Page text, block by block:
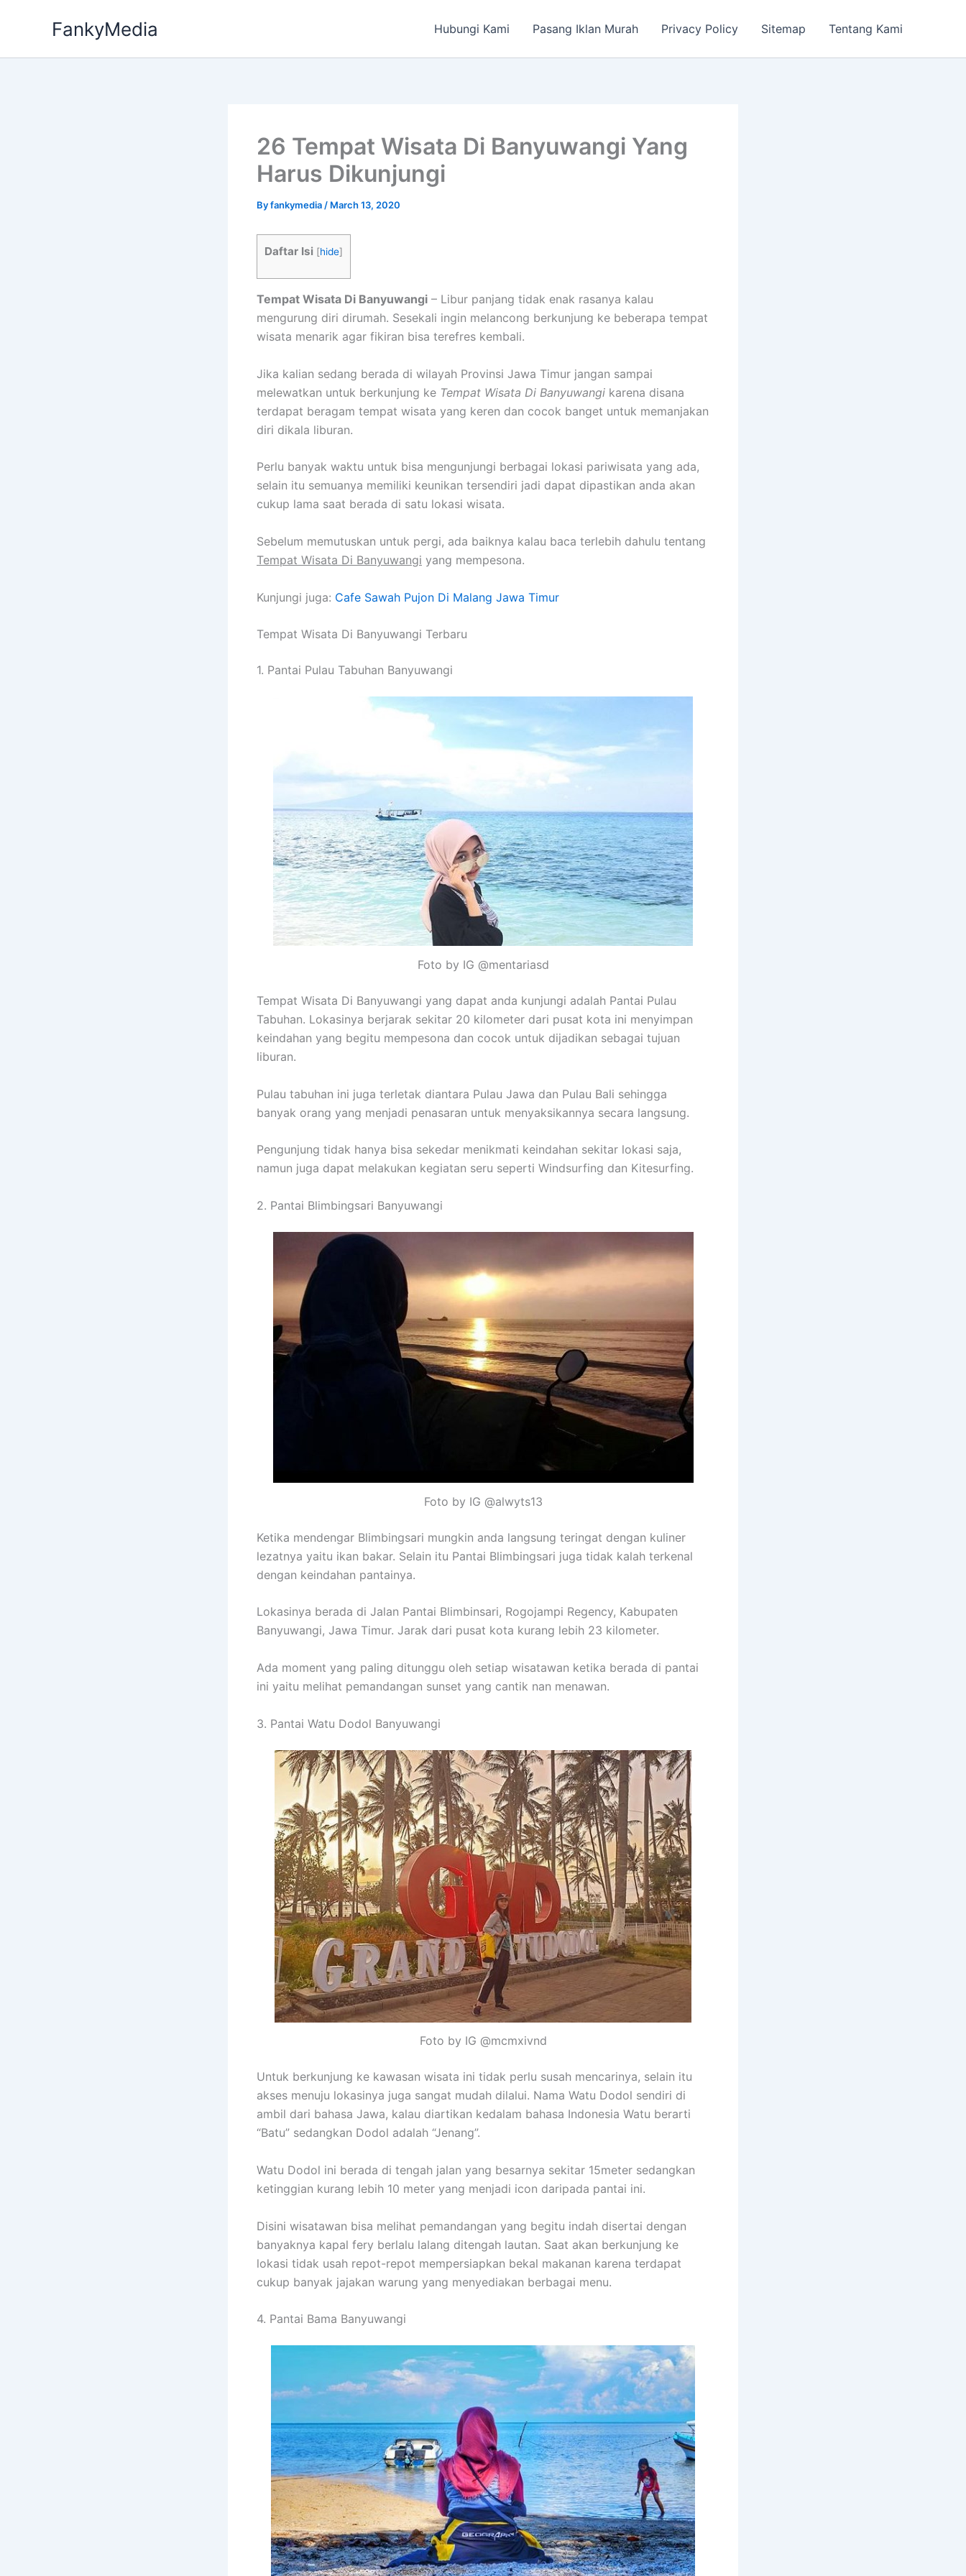
FankyMedia Hubungi Kami Pasang Iklan Murah Privacy Policy Sitemap Tentang Kami
26 Tempat Wisata Di Banyuwangi Yang
Harus Dikunjungi
Byfankymedia / March 13, 2020
Daftar Isi [hide]
Tempat Wisata Di Banyuwangi – Libur panjang tidak enak rasanya kalau
mengurung diri dirumah. Sesekali ingin melancong berkunjung ke beberapa tempat
wisata menarik agar fikiran bisa terefres kembali.
Jika kalian sedang berada di wilayah Provinsi Jawa Timur jangan sampai
melewatkan untuk berkunjung ke Tempat Wisata Di Banyuwangi karena disana
terdapat beragam tempat wisata yang keren dan cocok banget untuk memanjakan
diri dikala liburan.
Perlu banyak waktu untuk bisa mengunjungi berbagai lokasi pariwisata yang ada,
selain itu semuanya memiliki keunikan tersendiri jadi dapat dipastikan anda akan
cukup lama saat berada di satu lokasi wisata.
Sebelum memutuskan untuk pergi, ada baiknya kalau baca terlebih dahulu tentang
Tempat Wisata Di Banyuwangi yang mempesona.
Kunjungi juga: Cafe Sawah Pujon Di Malang Jawa Timur
Tempat Wisata Di Banyuwangi Terbaru
1. Pantai Pulau Tabuhan Banyuwangi
Foto by IG @mentariasd
Tempat Wisata Di Banyuwangi yang dapat anda kunjungi adalah Pantai Pulau
Tabuhan. Lokasinya berjarak sekitar 20 kilometer dari pusat kota ini menyimpan
keindahan yang begitu mempesona dan cocok untuk dijadikan sebagai tujuan
liburan.
Pulau tabuhan ini juga terletak diantara Pulau Jawa dan Pulau Bali sehingga
banyak orang yang menjadi penasaran untuk menyaksikannya secara langsung.
Pengunjung tidak hanya bisa sekedar menikmati keindahan sekitar lokasi saja,
namun juga dapat melakukan kegiatan seru seperti Windsurfing dan Kitesurfing.
2. Pantai Blimbingsari Banyuwangi
Foto by IG @alwyts13
Ketika mendengar Blimbingsari mungkin anda langsung teringat dengan kuliner
lezatnya yaitu ikan bakar. Selain itu Pantai Blimbingsari juga tidak kalah terkenal
dengan keindahan pantainya.
Lokasinya berada di Jalan Pantai Blimbinsari, Rogojampi Regency, Kabupaten
Banyuwangi, Jawa Timur. Jarak dari pusat kota kurang lebih 23 kilometer.
Ada moment yang paling ditunggu oleh setiap wisatawan ketika berada di pantai
ini yaitu melihat pemandangan sunset yang cantik nan menawan.
3. Pantai Watu Dodol Banyuwangi
Foto by IG @mcmxivnd
Untuk berkunjung ke kawasan wisata ini tidak perlu susah mencarinya, selain itu
akses menuju lokasinya juga sangat mudah dilalui. Nama Watu Dodol sendiri di
ambil dari bahasa Jawa, kalau diartikan kedalam bahasa Indonesia Watu berarti
“Batu” sedangkan Dodol adalah “Jenang”.
Watu Dodol ini berada di tengah jalan yang besarnya sekitar 15meter sedangkan
ketinggian kurang lebih 10 meter yang menjadi icon daripada pantai ini.
Disini wisatawan bisa melihat pemandangan yang begitu indah disertai dengan
banyaknya kapal fery berlalu lalang ditengah lautan. Saat akan berkunjung ke
lokasi tidak usah repot-repot mempersiapkan bekal makanan karena terdapat
cukup banyak jajakan warung yang menyediakan berbagai menu.
4. Pantai Bama Banyuwangi